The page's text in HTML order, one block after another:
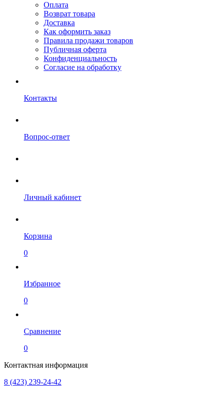
Оплата
Возврат товара
Доставка
Как оформить заказ
Правила продажи товаров
Публичная оферта
Конфиденциальность
Согласие на обработку
Контакты
Вопрос-ответ
Личный кабинет
Корзина
0
Избранное
0
Сравнение
0
Контактная информация
8 (423) 239-24-42